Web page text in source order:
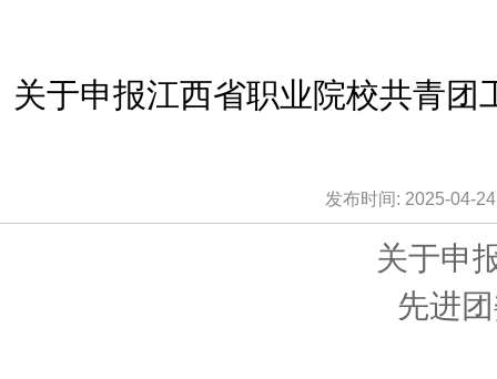
关于申报江西省职业院校共青
发布时间: 2025-04-
关于申
先进